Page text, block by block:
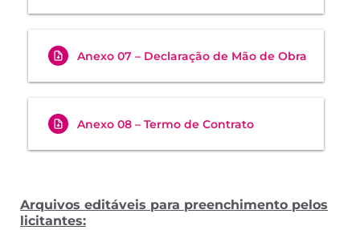
Anexo 07 – Declaração de Mão de Obra
Anexo 08 – Termo de Contrato
Arquivos editáveis para preenchimento pelos
licitantes: